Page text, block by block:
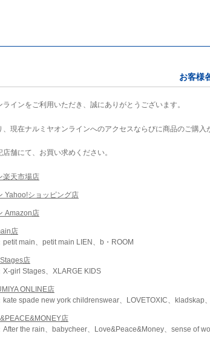
お客様
ラインをご利用いただき、誠にありがとうございます。
現在ナルミヤオンラインへのアクセスならびに商品のご購入
舗にて、お買い求めください。
楽天市場店
Yahoo!ショッピング店
Amazon店
店
petit main、petit main LIEN、b・ROOM
店
X-girl Stages、XLARGE KIDS
ONLINE店
kate spade new york childrenswear、LOVETOXIC、kladskap
店
After the rain、babycheer、Love&Peace&Money、sense of